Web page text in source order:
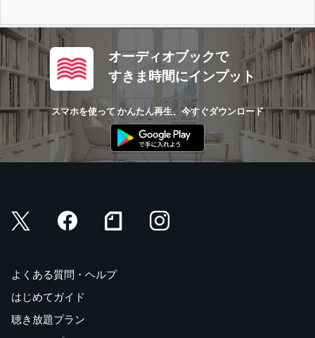
オーディオブックで
すきま時間にインプット
スマホを使って かんたん再生、今すぐダウンロード
よくある質問・ヘルプ
はじめてガイド
聴き放題プラン